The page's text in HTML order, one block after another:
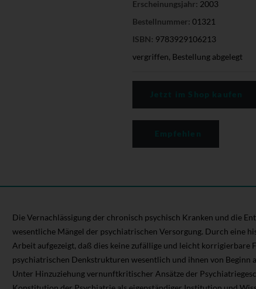
Erscheinungsjahr: 2003
Bestellnummer: 01321
ISBN: 9783929106213
vergriffen, Bestellung abgelegt
Die Vernachlässigung der chronisch psychisch Kranken und die
wesentliche Mängel der psychiatrischen Versorgung. Durch eine
Arbeit aufgezeigt, daß dies keine zufällige und leicht korrigierbare
psychiatrischen Denkstrukturen wesentlich und ihnen von Beginn
Unter Hinzuziehung vernunftkritischer Ansätze der